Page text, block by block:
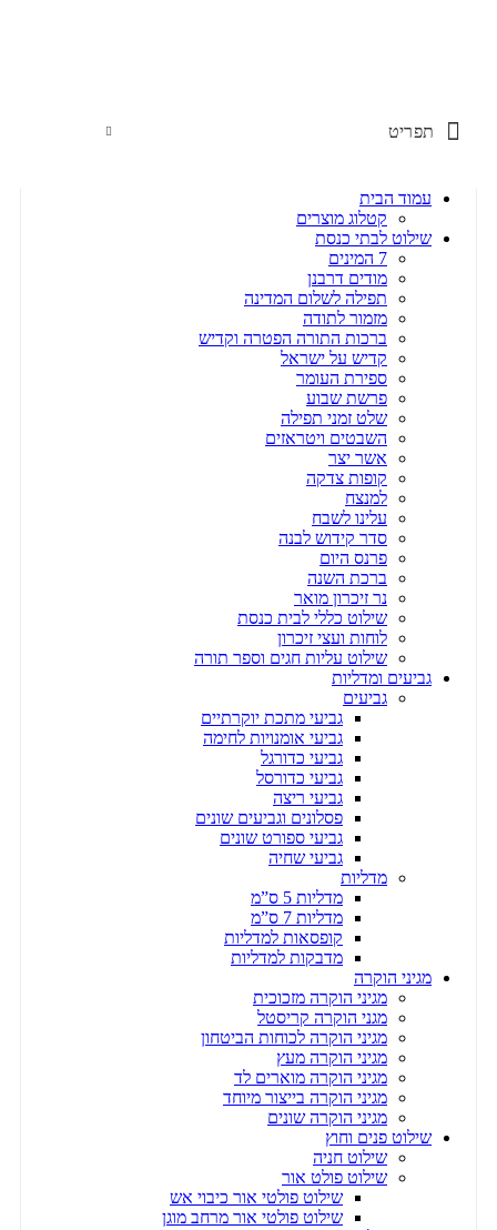
תפריט
עמוד הבית
קטלוג מוצרים
שילוט לבתי כנסת
7 המינים
מודים דרבנן
תפילה לשלום המדינה
מזמור לתודה
ברכות התורה הפטרה וקדיש
קדיש על ישראל
ספירת העומר
פרשת שבוע
שלט זמני תפילה
השבטים ויטראזים
אשר יצר
קופות צדקה
למנצח
עלינו לשבח
סדר קידוש לבנה
פרנס היום
ברכת השנה
נר זיכרון מואר
שילוט כללי לבית כנסת
לוחות ועצי זיכרון
שילוט עליות חגים וספר תורה
גביעים ומדליות
גביעים
גביעי מתכת יוקרתיים
גביעי אומנויות לחימה
גביעי כדורגל
גביעי כדורסל
גביעי ריצה
פסלונים וגביעים שונים
גביעי ספורט שונים
גביעי שחיה
מדליות
מדליות 5 ס”מ
מדליות 7 ס”מ
קופסאות למדליות
מדבקות למדליות
מגיני הוקרה
מגיני הוקרה מזכוכית
מגני הוקרה קריסטל
מגיני הוקרה לכוחות הביטחון
מגיני הוקרה מעץ
מגיני הוקרה מוארים לד
מגיני הוקרה בייצור מיוחד
מגיני הוקרה שונים
שילוט פנים וחוץ
שילוט חניה
שילוט פולט אור
שילוט פולטי אור כיבוי אש
שילוט פולטי אור מרחב מוגן